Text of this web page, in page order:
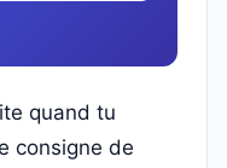
quand tu
consigne de